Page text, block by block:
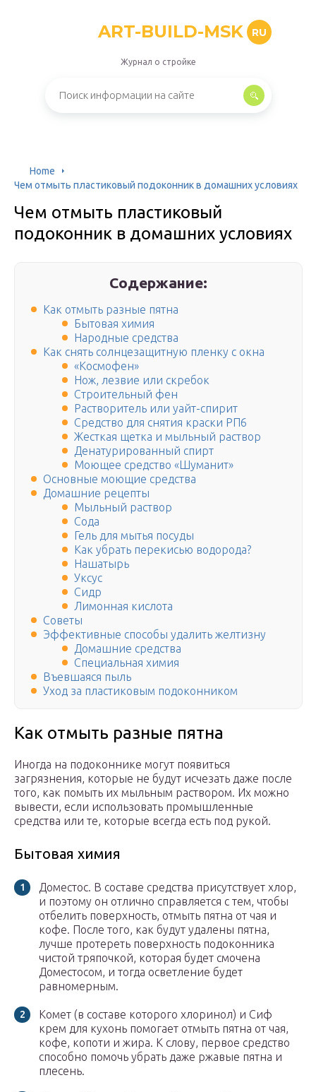
ART-BUILD-MSK RU
Журнал о стройке
Home
Чем отмыть пластиковый подоконник в домашних условиях
Чем отмыть пластиковый
подоконник в домашних условиях
Содержание:
Как отмыть разные пятна
Бытовая химия
Народные средства
Как снять солнцезащитную пленку с окна
«Космофен»
Нож, лезвие или скребок
Строительный фен
Растворитель или уайт-спирит
Средство для снятия краски РП6
Жесткая щетка и мыльный раствор
Денатурированный спирт
Моющее средство «Шуманит»
Основные моющие средства
Домашние рецепты
Мыльный раствор
Сода
Гель для мытья посуды
Как убрать перекисью водорода?
Нашатырь
Уксус
Сидр
Лимонная кислота
Советы
Эффективные способы удалить желтизну
Домашние средства
Специальная химия
Въевшаяся пыль
Уход за пластиковым подоконником
Как отмыть разные пятна
Иногда на подоконнике могут появиться
загрязнения, которые не будут исчезать даже после
того, как помыть их мыльным раствором. Их можно
вывести, если использовать промышленные
средства или те, которые всегда есть под рукой.
Бытовая химия
Доместос. В составе средства присутствует хлор,
и поэтому он отлично справляется с тем, чтобы
отбелить поверхность, отмыть пятна от чая и
кофе. После того, как будут удалены пятна,
лучше протереть поверхность подоконника
чистой тряпочкой, которая будет смочена
Доместосом, и тогда осветление будет
равномерным.
Комет (в составе которого хлоринол) и Сиф
крем для кухонь помогает отмыть пятна от чая,
кофе, копоти и жира. К слову, первое средство
способно помочь убрать даже ржавые пятна и
плесень.